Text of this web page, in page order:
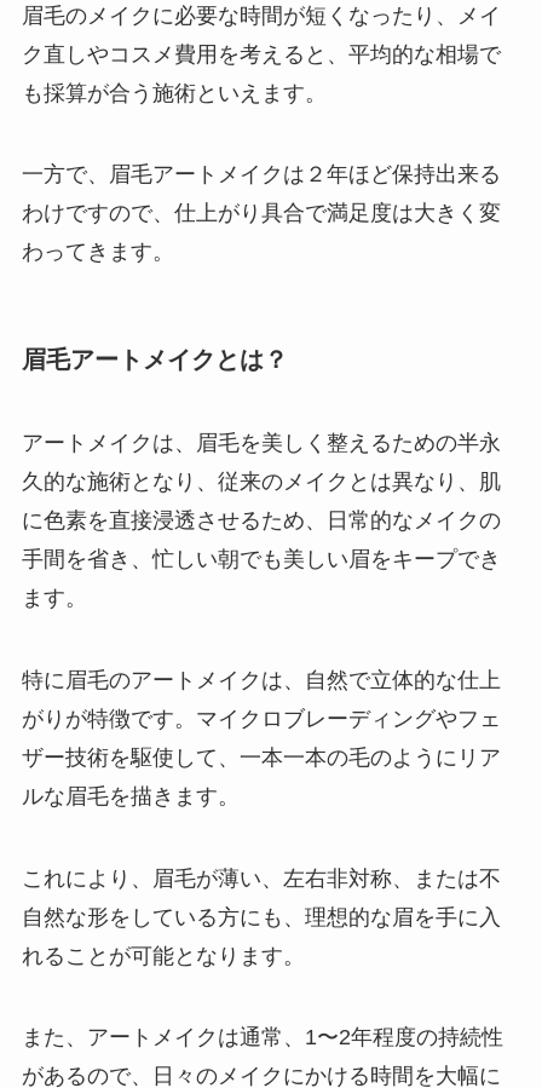
眉毛のメイクに必要な時間が短くなったり、メイ
ク直しやコスメ費用を考えると、平均的な相場で
も採算が合う施術といえます。
一方で、眉毛アートメイクは２年ほど保持出来る
わけですので、仕上がり具合で満足度は大きく変
わってきます。
眉毛アートメイクとは？
アートメイクは、眉毛を美しく整えるための半永
久的な施術となり、従来のメイクとは異なり、肌
に色素を直接浸透させるため、日常的なメイクの
手間を省き、忙しい朝でも美しい眉をキープでき
ます。
特に眉毛のアートメイクは、自然で立体的な仕上
がりが特徴です。マイクロブレーディングやフェ
ザー技術を駆使して、一本一本の毛のようにリア
ルな眉毛を描きます。
これにより、眉毛が薄い、左右非対称、または不
自然な形をしている方にも、理想的な眉を手に入
れることが可能となります。
また、アートメイクは通常、1〜2年程度の持続性
があるので、日々のメイクにかける時間を大幅に